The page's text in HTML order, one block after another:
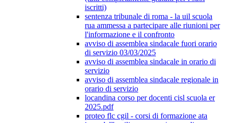
iscritti)
sentenza tribunale di roma - la uil scuola
rua ammessa a partecipare alle riunioni per
l'informazione e il confronto
avviso di assemblea sindacale fuori orario
di servizio 03/03/2025
avviso di assemblea sindacale in orario di
servizio
avviso di assemblea sindacale regionale in
orario di servizio
locandina corso per docenti cisl scuola er
2025.pdf
proteo flc cgil - corsi di formazione ata